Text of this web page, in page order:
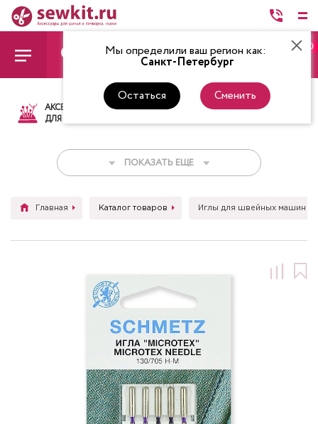
Мы определили ваш регион как:
Санкт-Петербург
Остаться Сменить
0
АКСЕССУАРЫ
ДЛЯ ШИТЬЯ
ТКАНИ НИТКИ
ПОКАЗАТЬ ЕЩЕ
Главная Каталог товаров Иглы для швейных машин